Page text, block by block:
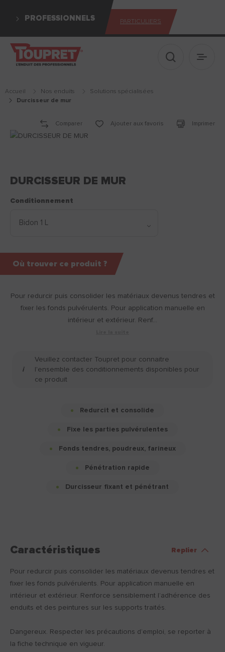
PROFESSIONNELS PARTICULIERS
Afficher le
Accueil Nos enduits
solutions spécialisées
durcisseur de mur
Comparer Ajouter aux favoris Imprimer
DURCISSEUR DE MUR
Pour redurcir puis consolider les matériaux devenus tendres et
fixer les fonds pulvérulents. Pour application manuelle en
intérieur et extérieur. Renf...
Conditionnement
Veuillez contacter Toupret pour connaitre
l'ensemble des conditionnements disponibles pour
ce produit
Redurcit et consolide
Fixe les parties pulvérulentes
Fonds tendres, poudreux, farineux
Pénétration rapide
Durcisseur fixant et pénétrant
Où trouver ce produit ?
Caractéristiques Replier
Pour redurcir puis consolider les matériaux devenus tendres et
fixer les fonds pulvérulents. Pour application manuelle en
intérieur et extérieur. Renforce sensiblement l’adhérence des
enduits et des peintures sur les supports traités.
Dangereux. Respecter les précautions d’emploi, se reporter à
la fiche technique en vigueur.